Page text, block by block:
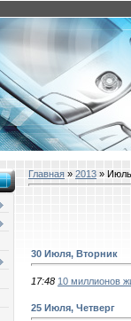
Главная » 2013 » Июль
30 Июля, Вторник
17:48 10 миллионов
25 Июля, Четверг